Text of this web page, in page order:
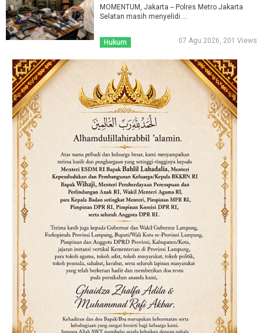
MOMENTUM, Jakarta -- Polres Metro Jakarta
Selatan masih menyelidi ...
Hukum 07 Agu 2026, 201 Views